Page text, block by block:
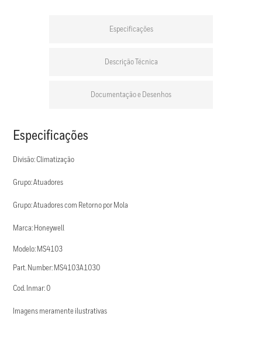
Especificações
Descrição Técnica
Documentação e Desenhos
Especificações
Divisão: Climatização
Grupo: Atuadores
Grupo: Atuadores com Retorno por Mola
Marca: Honeywell
Modelo: MS4103
Part. Number: MS4103A1030
Cod. Inmar: 0
Imagens meramente ilustrativas